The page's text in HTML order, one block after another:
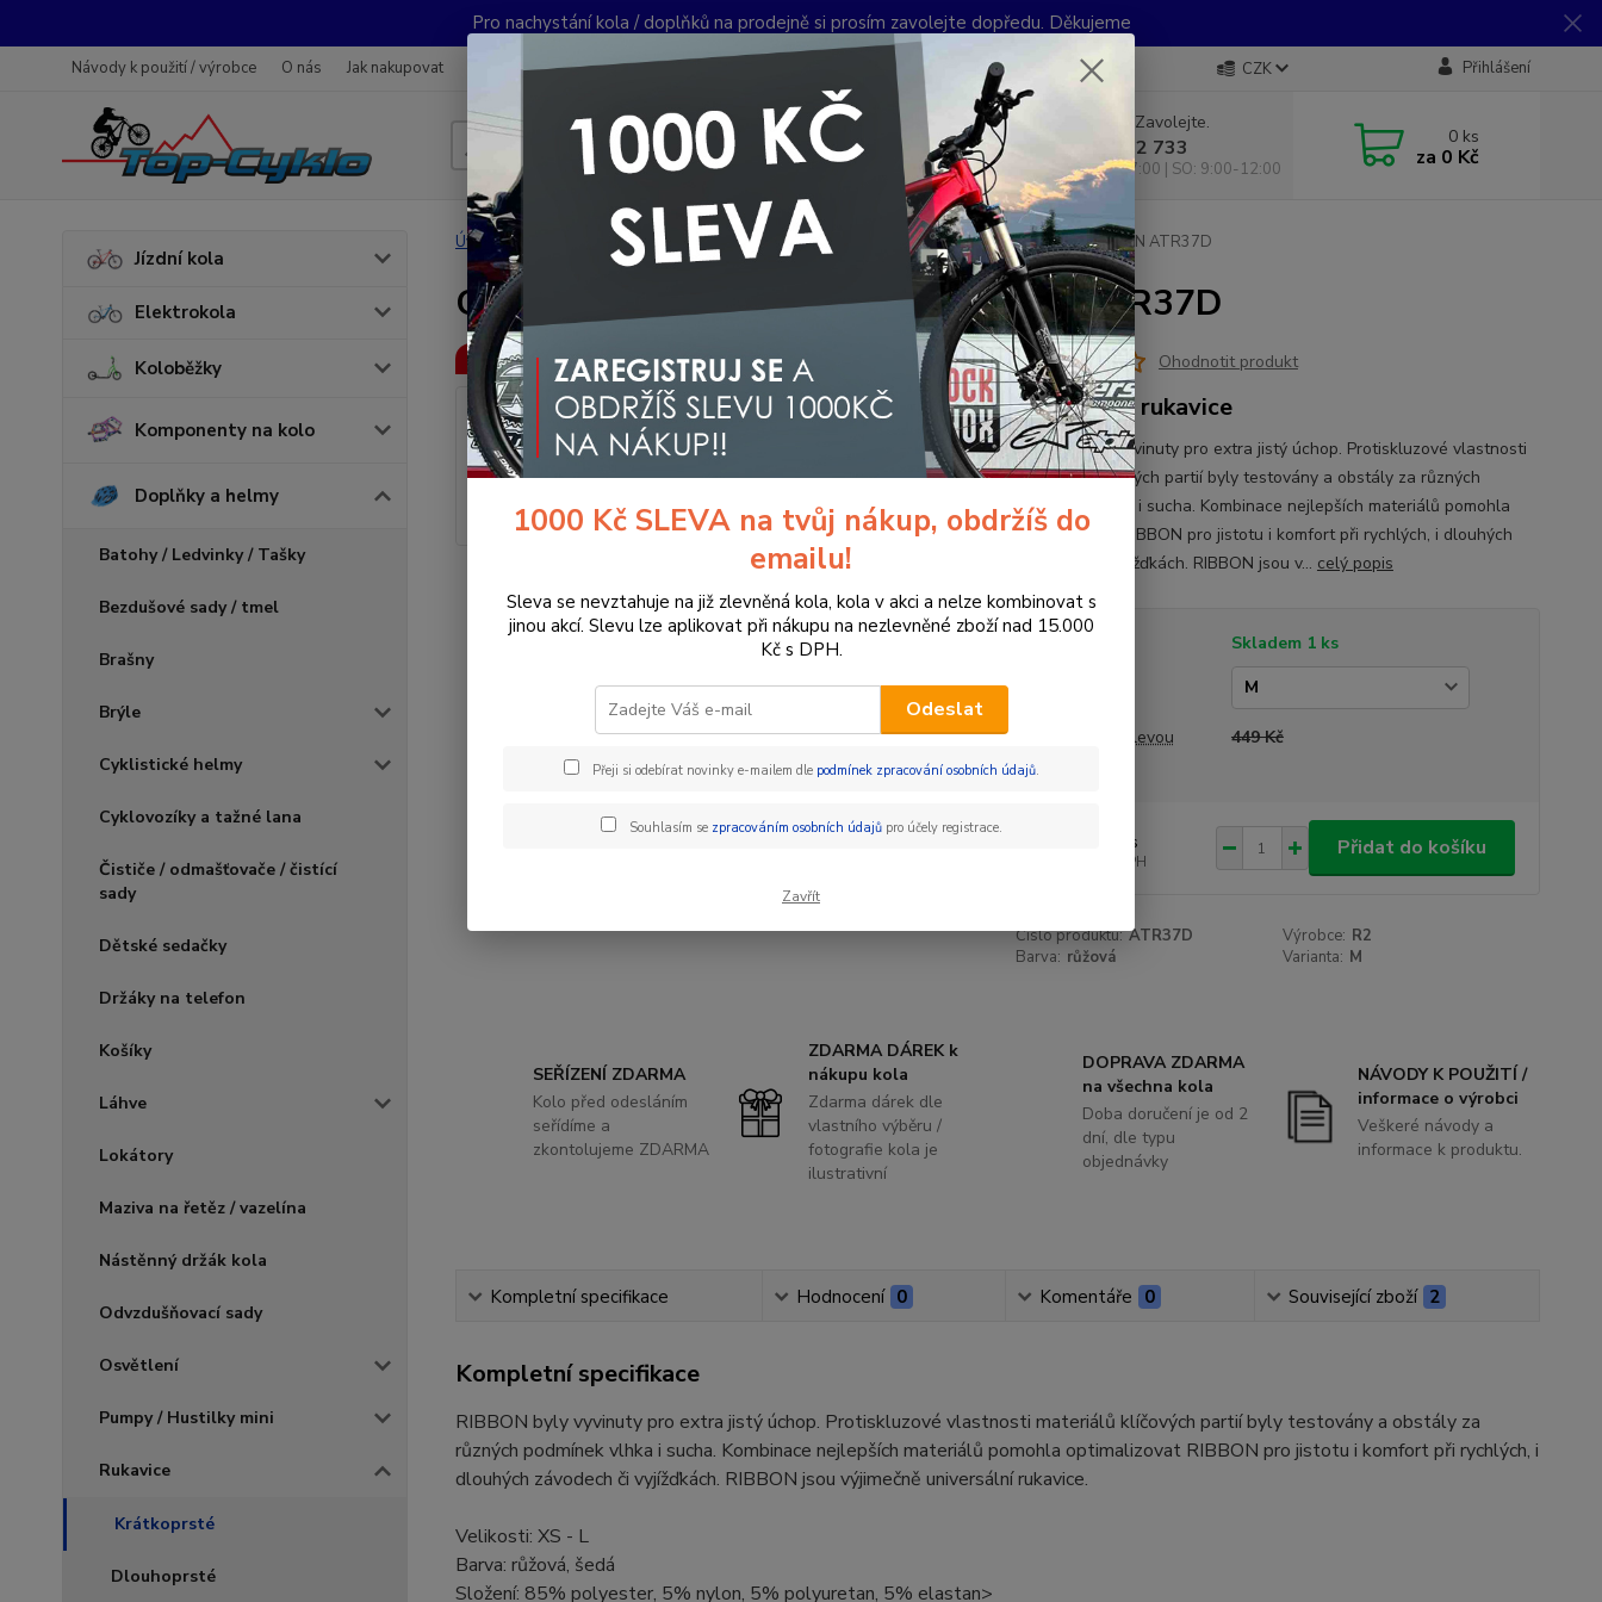
Pro nachystání kola / doplňků na prodejně si prosím zavolejte dopředu. Děkujeme
Návody k použití / výrobce O nás Jak nakupovat Obchodní podmínky Kontakty Ochrana soukromí Články CZK Přihlášení
Hledat
Nevíte si rady? Zavolejte.
+420 733 792 733
PO-PÁ 10:00-17:00 | SO: 9:00-12:00
0 ks
za 0 Kč
Jízdní kola
Elektrokola
Koloběžky
Komponenty na kolo
Doplňky a helmy
Batohy / Ledvinky / Tašky
Bezdušové sady / tmel
Brašny
Brýle
Cyklistické helmy
Cyklovozíky a tažné lana
Čističe / odmašťovače / čistící
sady
Dětské sedačky
Držáky na telefon
Košíky
Láhve
Lokátory
Maziva na řetěz / vazelína
Nástěnný držák kola
Odvzdušňovací sady
Osvětlení
Pumpy / Hustilky mini
Rukavice
Krátkoprsté
Dlouhoprsté
Úvod Doplňky a helmy Rukavice Krátkoprsté CYKLISTICKÉ RUKAVICE R2 RIBBON ATR37D
CYKLISTICKÉ RUKAVICE R2 RIBBON ATR37D
Akce - 21 % Ohodnotit produkt
Cyklistické rukavice
RIBBON byly vyvinuty pro extra jistý úchop. Protiskluzové vlastnosti
materiálů klíčových partií byly testovány a obstály za různých
podmínek vlhka i sucha. Kombinace nejlepších materiálů pomohla
optimalizovat RIBBON pro jistotu i komfort při rychlých, i dlouhých
závodech či vyjížďkách. RIBBON jsou v... celý popis
Skladem 1 ks
Cena před slevou 449 Kč
ks
bez DPH
Přidat do košíku
Číslo produktu: ATR37D Výrobce: R2
Barva: růžová Varianta: M
SEŘÍZENÍ ZDARMA
Kolo před odesláním
seřídíme a
zkontolujeme ZDARMA
ZDARMA DÁREK k
nákupu kola
Zdarma dárek dle
vlastního výběru /
fotografie kola je
ilustrativní
DOPRAVA ZDARMA
na všechna kola
Doba doručení je od 2
dní, dle typu
objednávky
NÁVODY K POUŽITÍ /
informace o výrobci
Veškeré návody a
informace k produktu.
Kompletní specifikace Hodnocení 0 Komentáře 0 Související zboží 2
Kompletní specifikace
RIBBON byly vyvinuty pro extra jistý úchop. Protiskluzové vlastnosti materiálů klíčových partií byly testovány a obstály za
různých podmínek vlhka i sucha. Kombinace nejlepších materiálů pomohla optimalizovat RIBBON pro jistotu i komfort při rychlých, i
dlouhých závodech či vyjížďkách. RIBBON jsou výjimečně universální rukavice.
Velikosti: XS - L
Barva: růžová, šedá
Složení: 85% polyester, 5% nylon, 5% polyuretan, 5% elastan>
1000 Kč SLEVA na tvůj nákup, obdržíš do
emailu!
Sleva se nevztahuje na již zlevněná kola, kola v akci a nelze kombinovat s
jinou akcí. Slevu lze aplikovat při nákupu na nezlevněné zboží nad 15.000
Kč s DPH.
Odeslat
Přeji si odebírat novinky e-mailem dle podmínek zpracování osobních údajů.
Souhlasím se zpracováním osobních údajůpro účely registrace.
Zavřít